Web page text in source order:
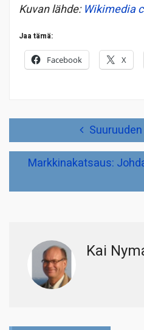
Kuvan lähde:Wikimedia
Jaa tämä:
Facebook X
Markkinakatsaus:
Kai